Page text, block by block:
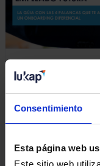
Consentimiento
Esta página web
Este sitio web
El onboarding,
experiencia de